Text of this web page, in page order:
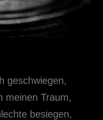
geschwiegen,
meinen Traum,
besiegen,